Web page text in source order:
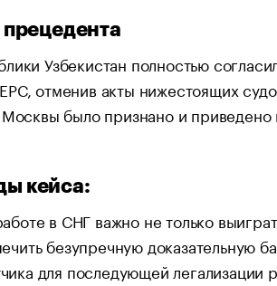
прецедента
Узбекистан полностью
отменив акты нижестоящих
было признано и приведено
кейса:
в СНГ важно не только
безупречную доказательную
для последующей легализации